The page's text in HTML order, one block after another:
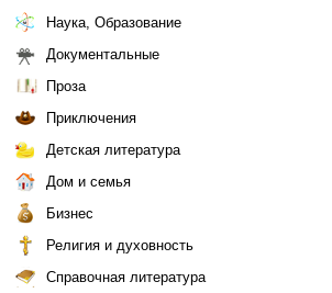
Наука, Образование
Документальные
Проза
Приключения
Детская литература
Дом и семья
Бизнес
Религия и духовность
Справочная литература